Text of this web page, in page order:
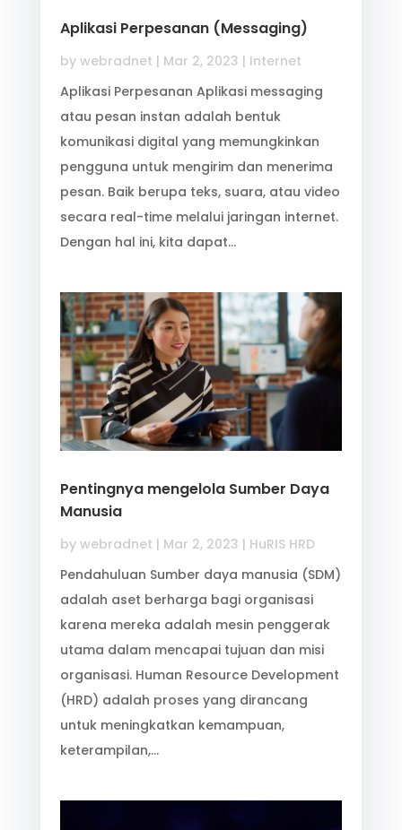
Aplikasi Perpesanan (Messaging)
by webradnet | Mar 2, 2023 | Internet
Aplikasi Perpesanan Aplikasi messaging
atau pesan instan adalah bentuk
komunikasi digital yang memungkinkan
pengguna untuk mengirim dan menerima
pesan. Baik berupa teks, suara, atau video
secara real-time melalui jaringan internet.
Dengan hal ini, kita dapat…
Pentingnya mengelola Sumber Daya
Manusia
by webradnet | Mar 2, 2023 | HuRIS HRD
Pendahuluan Sumber daya manusia (SDM)
adalah aset berharga bagi organisasi
karena mereka adalah mesin penggerak
utama dalam mencapai tujuan dan misi
organisasi. Human Resource Development
(HRD) adalah proses yang dirancang
untuk meningkatkan kemampuan,
keterampilan,…